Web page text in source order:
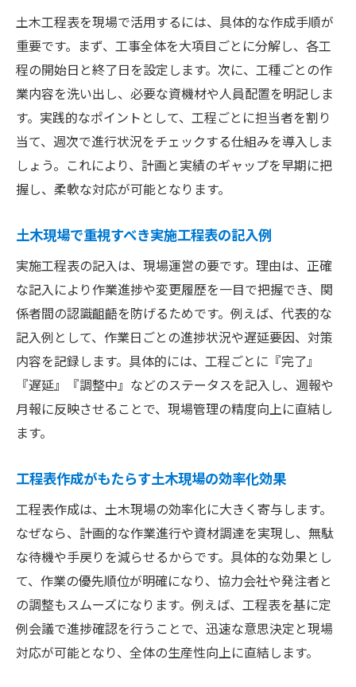
土木工程表を現場で活用するには、具体的な作成手順が
重要です。まず、工事全体を大項目ごとに分解し、各工
程の開始日と終了日を設定します。次に、工種ごとの作
業内容を洗い出し、必要な資機材や人員配置を明記しま
す。実践的なポイントとして、工程ごとに担当者を割り
当て、週次で進行状況をチェックする仕組みを導入しま
しょう。これにより、計画と実績のギャップを早期に把
握し、柔軟な対応が可能となります。
土木現場で重視すべき実施工程表の記入例
実施工程表の記入は、現場運営の要です。理由は、正確
な記入により作業進捗や変更履歴を一目で把握でき、関
係者間の認識齟齬を防げるためです。例えば、代表的な
記入例として、作業日ごとの進捗状況や遅延要因、対策
内容を記録します。具体的には、工程ごとに『完了』
『遅延』『調整中』などのステータスを記入し、週報や
月報に反映させることで、現場管理の精度向上に直結し
ます。
工程表作成がもたらす土木現場の効率化効果
工程表作成は、土木現場の効率化に大きく寄与します。
なぜなら、計画的な作業進行や資材調達を実現し、無駄
な待機や手戻りを減らせるからです。具体的な効果とし
て、作業の優先順位が明確になり、協力会社や発注者と
の調整もスムーズになります。例えば、工程表を基に定
例会議で進捗確認を行うことで、迅速な意思決定と現場
対応が可能となり、全体の生産性向上に直結します。